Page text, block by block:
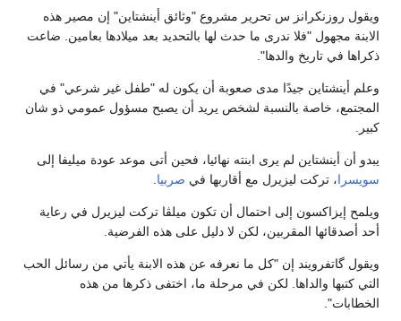
ويقول روزنكرانز س تحرير مشروع "وثائق أينشتاين" إن مصير هذه
الابنة مجهول "فلا ندرى ما حدث لها بالتحديد بعد ميلادها بعامين. ضاعت
ذكراها في تاريخ والدها".
وعلم أينشتاين جيدًا مدى صعوبة أن يكون له "طفل غير شرعي" في
المجتمع، خاصة بالنسبة لشخص يريد أن يصبح مسؤول عمومي ذو شان
كبير.
يبدو أن أينشتاين لم يرى ابنته نهائيا، فحين أتى موعد عودة ميليفا إلى
سويسرا، تركت ليزيرل مع أقاربها في صربيا
ويلمح إيزاكسون إلى احتمال أن تكون ميلڤا تركت ليزيرل في رعاية
أحد أصدقائها المقربين، لكن لا دليل على هذه الفرضية.
ويقول گاتفرويند إن "كل ما نعرفه عن هذه الابنة يأتي من رسائل الحب
التي كتبها والداها. لكن في مرحلة ما، اختفى ذكرها من هذه
الخطابات".